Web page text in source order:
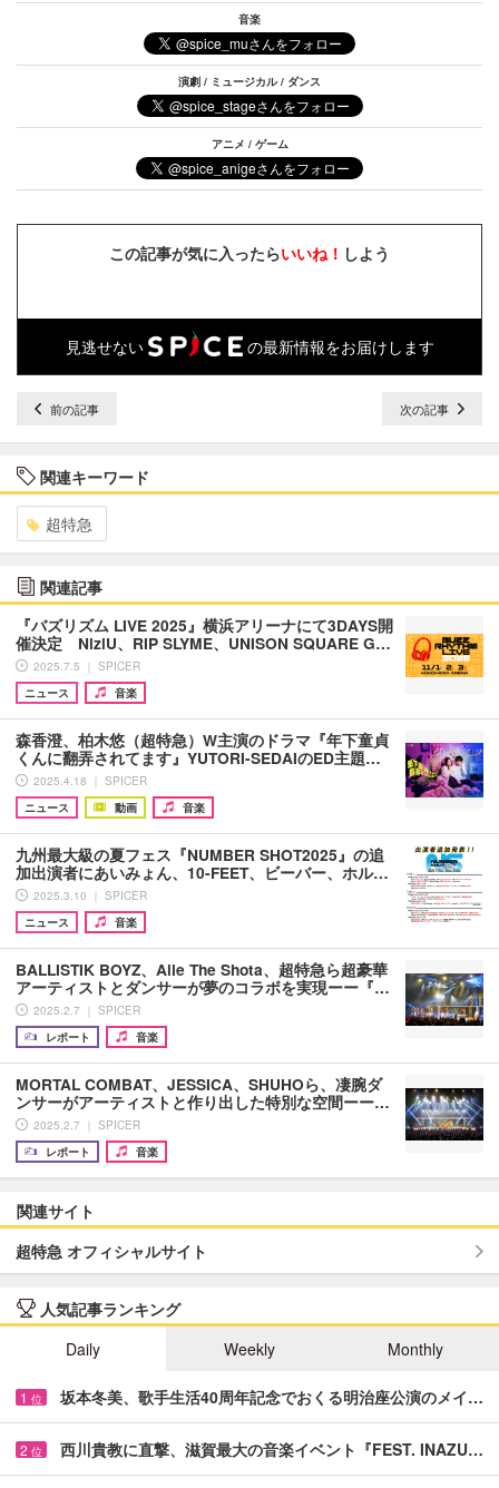
音楽
演劇 / ミュージカル / ダンス
アニメ / ゲーム
この記事が気に入ったらいいね！ しよう
見逃せない の最新情報をお届けします
前の記事 次の記事
関連キーワード
超特急
関連記事
『バズリズム LIVE 2025』横浜アリーナにて3DAYS開
催決定 NiziU、RIP SLYME、UNISON SQUARE G…
2025.7.5 ｜ SPICER
ニュース
音楽
森香澄、柏木悠（超特急）W主演のドラマ『年下童貞
くんに翻弄されてます』YUTORI-SEDAIのED主題…
2025.4.18 ｜ SPICER
ニュース
動画 音楽
九州最大級の夏フェス『NUMBER SHOT2025』の追
加出演者にあいみょん、10-FEET、ビーバー、ホル…
2025.3.10 ｜ SPICER
ニュース
音楽
BALLISTIK BOYZ、Aile The Shota、超特急ら超豪華
アーティストとダンサーが夢のコラボを実現ーー『…
2025.2.7 ｜ SPICER
レポート
音楽
MORTAL COMBAT、JESSICA、SHUHOら、凄腕ダ
ンサーがアーティストと作り出した特別な空間ーー…
2025.2.7 ｜ SPICER
レポート
音楽
関連サイト
超特急 オフィシャルサイト
人気記事ランキング
Daily
Weekly Monthly
1 位 坂本冬美、歌手生活40周年記念でおくる明治座公演のメイ…
2 位 西川貴教に直撃、滋賀最大の音楽イベント『FEST. INAZU…